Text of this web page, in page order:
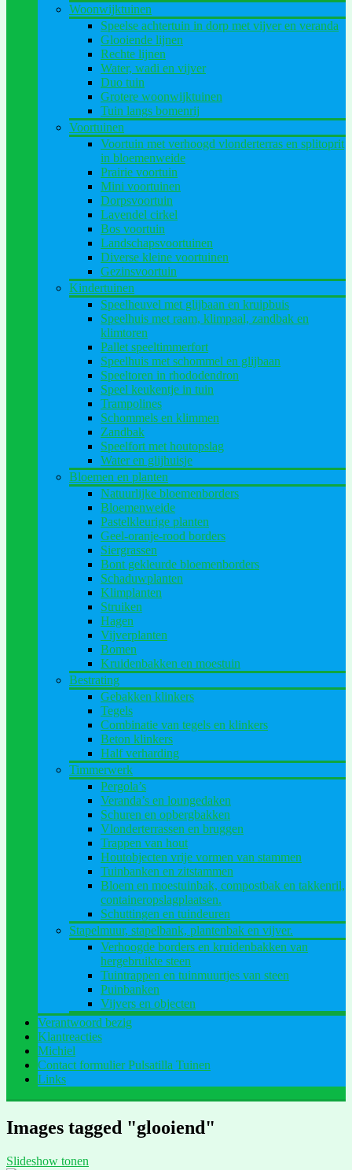
Woonwijktuinen
Speelse achtertuin in dorp met vijver en veranda
Glooiende lijnen
Rechte lijnen
Water, wadi en vijver
Duo tuin
Grotere woonwijktuinen
Tuin langs bomenrij
Voortuinen
Voortuin met verhoogd vlonderterras en splitoprit
in bloemenweide
Prairie voortuin
Mini voortuinen
Dorpsvoortuin
Lavendel cirkel
Bos voortuin
Landschapsvoortuinen
Diverse kleine voortuinen
Gezinsvoortuin
Kindertuinen
Speelheuvel met glijbaan en kruipbuis
Speelhuis met raam, klimpaal, zandbak en
klimtoren
Pallet speeltimmerfort
Speelhuis met schommel en glijbaan
Speeltoren in rhododendron
Speel keukentje in tuin
Trampolines
Schommels en klimmen
Zandbak
Speelfort met houtopslag
Water en glijhuisje
Bloemen en planten
Natuurlijke bloemenborders
Bloemenweide
Pastelkleurige planten
Geel-oranje-rood borders
Siergrassen
Bont gekleurde bloemenborders
Schaduwplanten
Klimplanten
Struiken
Hagen
Vijverplanten
Bomen
Kruidenbakken en moestuin
Bestrating
Gebakken klinkers
Tegels
Combinatie van tegels en klinkers
Beton klinkers
Half verharding
Timmerwerk
Pergola’s
Veranda’s en loungedaken
Schuren en opbergbakken
Vlonderterrassen en bruggen
Trappen van hout
Houtobjecten vrije vormen van stammen
Tuinbanken en zitstammen
Bloem en moestuinbak, compostbak en takkenril,
containeropslagplaatsen.
Schuttingen en tuindeuren
Stapelmuur, stapelbank, plantenbak en vijver.
Verhoogde borders en kruidenbakken van
hergebruikte steen
Tuintrappen en tuinmuurtjes van steen
Puinbanken
Vijvers en objecten
Verantwoord bezig
Klantreacties
Michiel
Contact formulier Pulsatilla Tuinen
Links
Images tagged "glooiend"
Slideshow tonen